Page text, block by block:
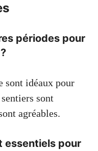
périodes pour
sont idéaux pour
sont
agréables.
essentiels pour